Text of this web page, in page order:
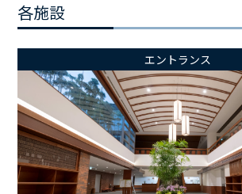
各施設
エントランス